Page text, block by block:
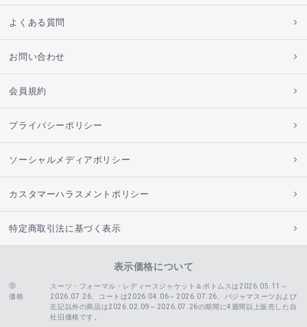
よくある質問
お問い合わせ
会員規約
プライバシーポリシー
ソーシャルメディアポリシー
カスタマーハラスメントポリシー
特定商取引法に基づく表示
表示価格について
価格
スーツ・フォーマル・レディースジャケット＆ボトムスは2026.05.11～
2026.07.26、コートは2026.04.06～2026.07.26、
パジャマスーツおよび
左記以外の商品は2026.02.09～2026.07.26の期間に4週間以上販売した自
社旧価格です。